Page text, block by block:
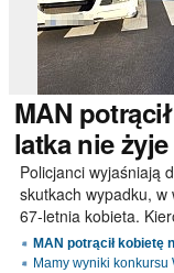
MAN
latka nie żyje
Policjanci wyjaśniają
skutkach wypadku, w
67-letnia kobieta.
MAN potrącił kobietę
Mamy wyniki konkursu